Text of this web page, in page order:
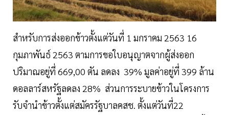
สำหรับการส่งออกข้าวตั้งแต่วันที่ 1 มกราคม 2563 16
กุมภาพันธ์ 2563 ตามการขอใบอนุญาตจากผู้ส่งออก
ปริมาณอยู่ที่ 669,00 ตัน ลดลง 39% มูลค่าอยู่ที่ 399 ล้าน
ดอลลาร์สหรัฐลดลง 28% ส่วนการระบายข้าวในโครงการ
รับจำนำข้าวตั้งแต่สมัครรัฐบาลคสช. ตั้งแต่วันที่22